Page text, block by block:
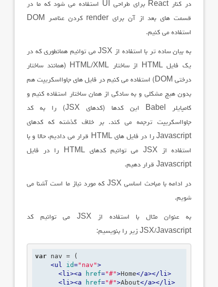
در کنارReact برای طراحی UI استفاده می شود که ما در
قسمت های بعد از آن برای render کردن عناصر DOM
استفاده می کنیم.
به بیان ساده تر با استفاده از JSXمی توانیم همانطوری که در
یک فایلHTML از ساختار HTML/XML (همانند ساختار
درختی DOM) استفاده می کنیم در فایل های جاوااسکریپت هم
بدون هیچ مشکلی و به سادگی از همان ساختار استفاده کنیم و
کامپایلر Babel این کدها (کدهای
JSX) را به کد
جاوااسکریپت ترجمه می کند. بر خلاف گذشته که کدهای
Javascriptرا در فایل هایHTML قرار می دادیم، حالا و با
استفاده از JSX می توانیم کدهایHTML را در فایل
Javascript قرار دهیم.
در ادامه با مباحث اساسی JSXکه مورد نیاز ما است آشنا می
شویم.
به عنوان مثال با استفاده از JSX می توانیم کد
JSX/Javascript زیر را بنویسیم:
var nav = (
<ul id="nav">
<li><a href="#">Home</a></ li>
<li><a href="#">About</a></ li>